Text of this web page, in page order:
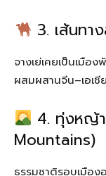
3. เส้นทา
จางเย่เคยเป็นเมือ
ผสมผสานจีน–เอเชี
4. ทุ่งหญ้า
Mountains)
ธรรมชาติรอบเมือ